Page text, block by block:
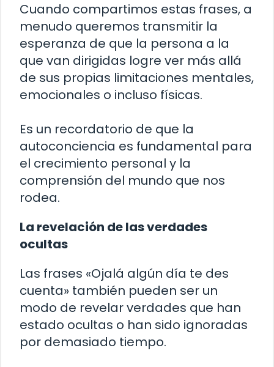
Cuando compartimos estas frases, a
menudo queremos transmitir la
esperanza de que la persona a la
que van dirigidas logre ver más allá
de sus propias limitaciones mentales,
emocionales o incluso físicas.
Es un recordatorio de que la
autoconciencia es fundamental para
el crecimiento personal y la
comprensión del mundo que nos
rodea.
La revelación de las verdades
ocultas
Las frases «Ojalá algún día te des
cuenta» también pueden ser un
modo de revelar verdades que han
estado ocultas o han sido ignoradas
por demasiado tiempo.